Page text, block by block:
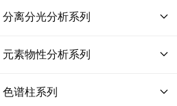
仿生鼠胃消化系统
分离分光分析系列
液相色谱仪
元素物性分析系列
原子吸收光谱仪
色谱柱系列